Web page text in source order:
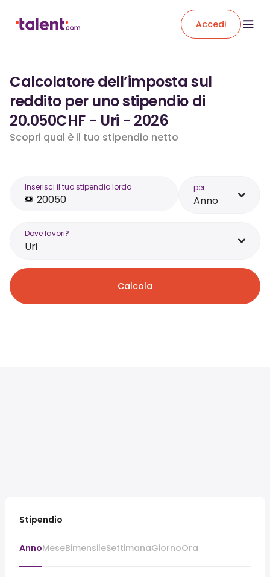
Accedi
Calcolatore dell’imposta sul
reddito per uno stipendio di
20.050CHF - Uri - 2026
Scopri qual è il tuo stipendio netto
Inserisci il tuo stipendio lordo per
Anno
Dove lavori?
Uri
Calcola
Stipendio
AnnoMeseBimensileSettimanaGiornoOra